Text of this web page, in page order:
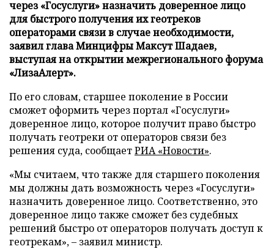
через «Госуслуги» назначить доверенное лицо
для быстрого получения их геотреков
операторами связи в случае необходимости,
заявил глава Минцифры Максут Шадаев,
выступая на открытии межрегионального форума
«ЛизаАлерт».
По его словам, старшее поколение в России
сможет оформить через портал «Госуслуги»
доверенное лицо, которое получит право быстро
получать геотреки от операторов связи без
решения суда, сообщаетРИА «Новости».
«Мы считаем, что также для старшего поколения
мы должны дать возможность через «Госуслуги»
назначить доверенное лицо. Соответственно, это
доверенное лицо также сможет без судебных
решений быстро от операторов получать доступ к
геотрекам», – заявил министр.